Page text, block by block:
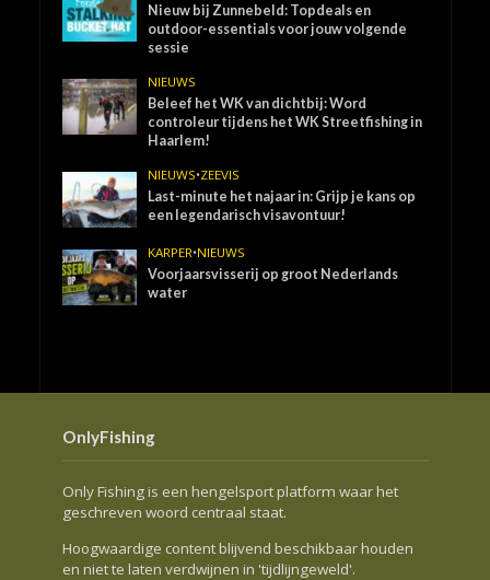
Nieuw bij Zunnebeld: Topdeals en
outdoor-essentials voor jouw volgende
sessie
NIEUWS
Beleef het WK van dichtbij: Word
controleur tijdens het WK Streetfishing in
Haarlem!
NIEUWS•ZEEVIS
Last-minute het najaar in: Grijp je kans op
een legendarisch visavontuur!
KARPER•NIEUWS
Voorjaarsvisserij op groot Nederlands
water
OnlyFishing
Only Fishing is een hengelsport platform waar het
geschreven woord centraal staat.
Hoogwaardige content blijvend beschikbaar houden
en niet te laten verdwijnen in 'tijdlijngeweld'.